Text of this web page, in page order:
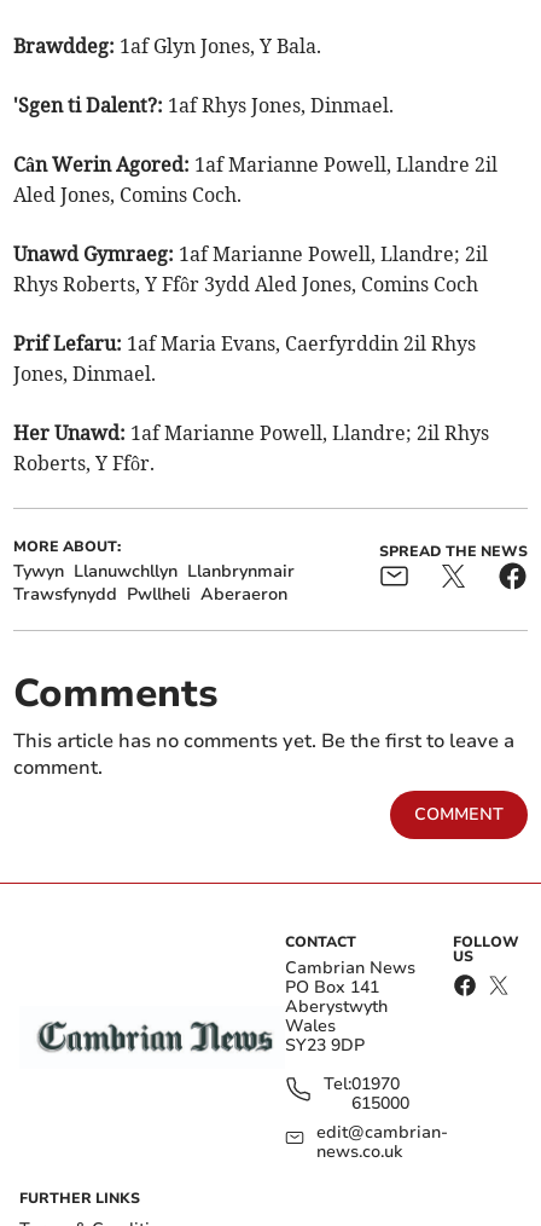
Brawddeg: 1af Glyn Jones, Y Bala.
'Sgen ti Dalent?: 1af Rhys Jones, Dinmael.
Cân Werin Agored: 1af Marianne Powell, Llandre 2il
Aled Jones, Comins Coch.
Unawd Gymraeg: 1af Marianne Powell, Llandre; 2il
Rhys Roberts, Y Ffôr 3ydd Aled Jones, Comins Coch
Prif Lefaru: 1af Maria Evans, Caerfyrddin 2il Rhys
Jones, Dinmael.
Her Unawd: 1af Marianne Powell, Llandre; 2il Rhys
Roberts, Y Ffôr.
MORE ABOUT:
Tywyn Llanuwchllyn Llanbrynmair
Trawsfynydd Pwllheli Aberaeron
SPREAD THE NEWS
Comments
This article has no comments yet. Be the first to leave a
comment.
COMMENT
CONTACT
Cambrian News
PO Box 141
Aberystwyth
Wales
SY23 9DP
Tel:01970
615000
edit@cambrian-
news.co.uk
FOLLOW
US
FURTHER LINKS